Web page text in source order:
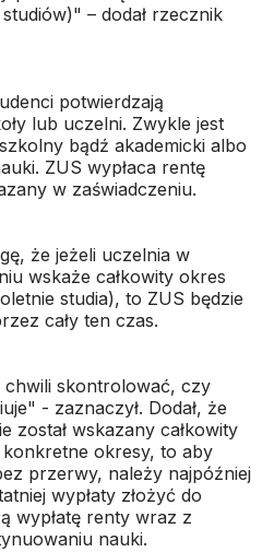
– dodał rzecznik
potwierdzają
lub uczelni. Zwykle jest
bądź akademicki albo
ZUS wypłaca rentę
w zaświadczeniu.
że jeżeli uczelnia w
wskaże całkowity okres
studia), to ZUS będzie
cały ten czas.
chwili skontrolować, czy
- zaznaczył. Dodał, że
został wskazany całkowity
okresy, to aby
przerwy, należy najpóźniej
wypłaty złożyć do
wypłatę renty wraz z
nauki.